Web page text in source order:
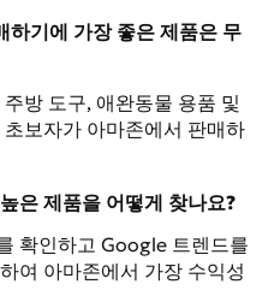
하기에 가장 좋은 제품은 무
방 도구, 애완동물 용품 및
보자가 아마존에서 판매하
은 제품을 어떻게 찾나요?
확인하고 Google 트렌드를
여 아마존에서 가장 수익성